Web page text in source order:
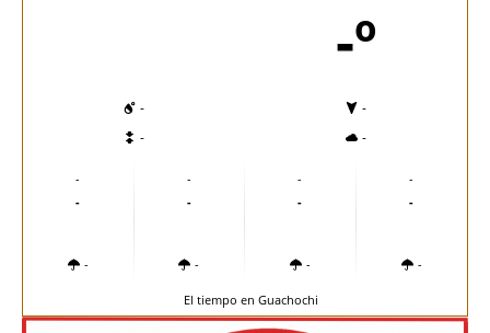
-º
-
-
-
-
-
-
-
-
-
-
-
-
-
-
-
-
El tiempo en Guachochi